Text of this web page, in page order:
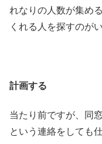
れなりの人数が集め
くれる人を探すのが
計画する
当たり前ですが、同
という連絡をしても